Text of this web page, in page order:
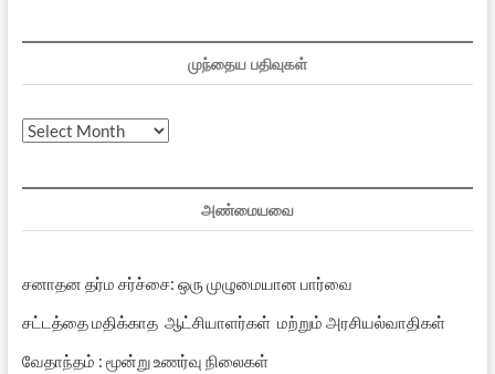
முந்தைய பதிவுகள்
முந்தைய
அண்மையவை
சனாதன தர்ம சர்ச்சை: ஒரு முழுமையான பார்வை
சட்டத்தை மதிக்காத ஆட்சியாளர்கள் மற்றும் அரசியல்வாதிகள்
வேதாந்தம் : மூன்று உணர்வு நிலைகள்